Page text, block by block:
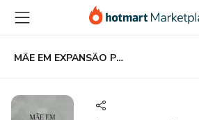
para
conteúdo
principal
para
pagamento
para
rodapé
MÃE EM EXPANSÃO PESSOAL